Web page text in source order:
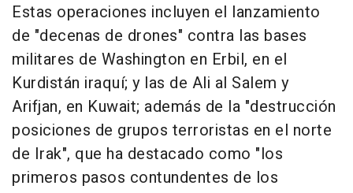
Estas operaciones incluyen el lanzamiento
de "decenas de drones" contra las bases
militares de Washington en Erbil, en el
Kurdistán iraquí; y las de Ali al Salem y
Arifjan, en Kuwait; además de la "destrucción
posiciones de grupos terroristas en el norte
de Irak", que ha destacado como "los
primeros pasos contundentes de los